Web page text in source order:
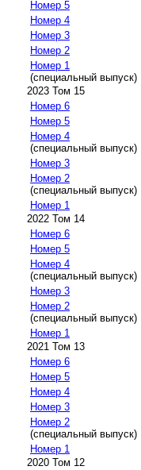
Номер 5
Номер 4
Номер 3
Номер 2
Номер 1
(специальный выпуск)
2023 Том 15
Номер 6
Номер 5
Номер 4
(специальный выпуск)
Номер 3
Номер 2
(специальный выпуск)
Номер 1
2022 Том 14
Номер 6
Номер 5
Номер 4
(специальный выпуск)
Номер 3
Номер 2
(специальный выпуск)
Номер 1
2021 Том 13
Номер 6
Номер 5
Номер 4
Номер 3
Номер 2
(специальный выпуск)
Номер 1
2020 Том 12